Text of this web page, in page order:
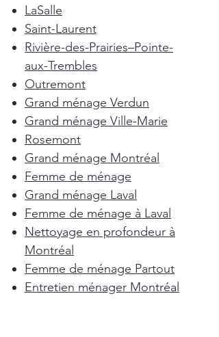
LaSalle
Saint-Laurent
Rivière-des-Prairies–Pointe-
aux-Trembles
Outremont
Grand ménage Verdun
Grand ménage Ville-Marie
Rosemont
Grand ménage Montréal
Femme de ménage
Grand ménage Laval
Femme de ménage à Laval
Nettoyage en profondeur à
Montréal
Femme de ménage Partout
Entretien ménager Montréal